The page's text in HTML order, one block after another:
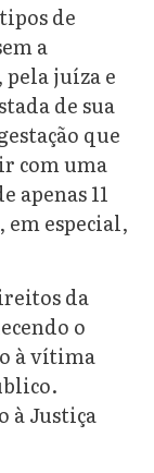
de
a
pela juíza e
de sua
que
com uma
apenas 11
especial,
da
o
à vítima
à Justiça